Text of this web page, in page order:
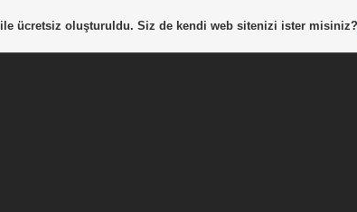
ile ücretsiz oluşturuldu. Siz de kendi web sitenizi ister misiniz?